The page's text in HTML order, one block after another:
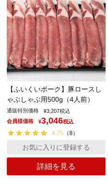
【ふいくいポーク】豚ロースし
ゃぶしゃぶ用500g（4人前）
通販特別価格 ¥3,207税込
会員様価格
¥3,046税込
4.75 （8）
詳細を見る
お気に入りに登録する